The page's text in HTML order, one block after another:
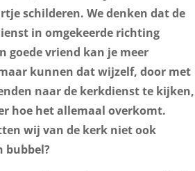
schilderen. We denken dat de
in omgekeerde richting
goede vriend kan je meer
kunnen dat wijzelf, door met
naar de kerkdienst te kijken,
hoe het allemaal overkomt.
wij van de kerk niet ook
bubbel?